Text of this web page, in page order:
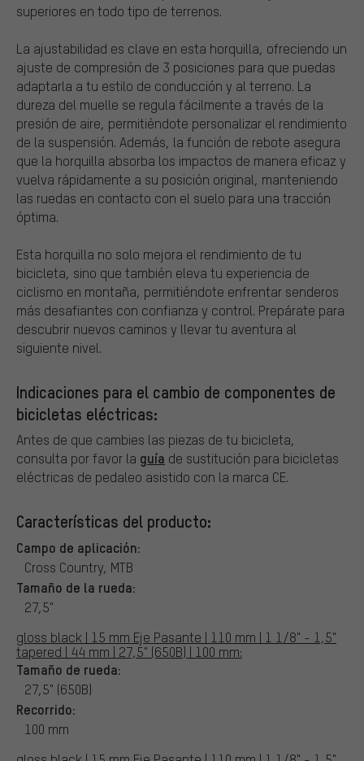
superiores en todo tipo de terrenos.
La ajustabilidad es clave en esta horquilla, ofreciendo un
ajuste de compresión de 3 posiciones para que puedas
adaptarla a tu estilo de conducción y al terreno. La
dureza del muelle se regula fácilmente a través de la
presión de aire, permitiéndote personalizar el rendimiento
de la suspensión. Además, la función de rebote asegura
que la horquilla absorba los impactos de manera eficaz y
vuelva rápidamente a su posición original, manteniendo
las ruedas en contacto con el suelo para una tracción
óptima.
Esta horquilla no solo mejora el rendimiento de tu
bicicleta, sino que también eleva tu experiencia de
ciclismo en montaña, permitiéndote enfrentar senderos
más desafiantes con confianza y control. Prepárate para
descubrir nuevos caminos y llevar tu aventura al
siguiente nivel.
Indicaciones para el cambio de componentes de
bicicletas eléctricas:
Antes de que cambies las piezas de tu bicicleta,
consulta por favor la guía de sustitución para bicicletas
eléctricas de pedaleo asistido con la marca CE.
Características del producto:
Campo de aplicación:
Cross Country, MTB
Tamaño de la rueda:
27,5"
gloss black | 15 mm Eje Pasante | 110 mm | 1 1/8" - 1,5"
tapered | 44 mm | 27,5" (650B) | 100 mm:
Tamaño de rueda:
27,5" (650B)
Recorrido:
100 mm